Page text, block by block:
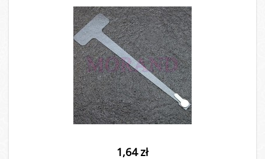
1,64 zł